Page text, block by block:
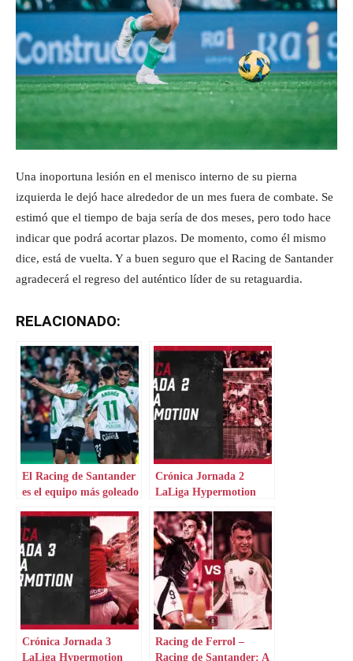
Una inoportuna lesión en el menisco interno de su pierna
izquierda le dejó hace alrededor de un mes fuera de combate. Se
estimó que el tiempo de baja sería de dos meses, pero todo hace
indicar que podrá acortar plazos. De momento, como él mismo
dice, está de vuelta. Y a buen seguro que el Racing de Santander
agradecerá el regreso del auténtico líder de su retaguardia.
RELACIONADO:
El Racing de Santander
es el equipo más goleado
Crónica Jornada 2
LaLiga Hypermotion
Crónica Jornada 3
LaLiga Hypermotion
Racing de Ferrol –
Racing de Santander: A